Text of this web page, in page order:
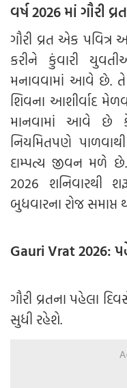
વર્ષ 2026 માં ગૌરી
ગૌરી વ્રત એક પવિત્ર
કરીને કુંવારી
મનાવવામાં આવે છે. તે
શિવના આશીર્વાદ
માનવામાં આવે છે
નિયમિતપણે
દામ્પત્ય જીવન મળે
2026
બુધવારના રોજ સમાપ્ત
Gauri Vrat 2026:
ગૌરી વ્રતના પહેલા
સુધી રહેશે.